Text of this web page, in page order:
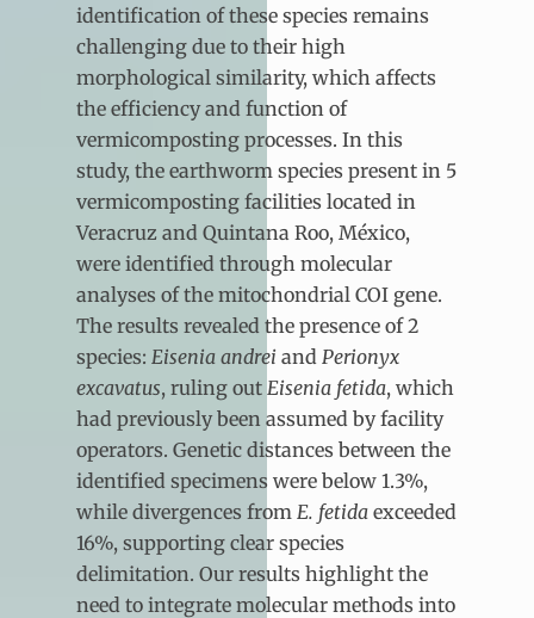
identification of these species remains
challenging due to their high
morphological similarity, which affects
the efficiency and function of
vermicomposting processes. In this
study, the earthworm species present in 5
vermicomposting facilities located in
Veracruz and Quintana Roo, México,
were identified through molecular
analyses of the mitochondrial COI gene.
The results revealed the presence of 2
species: Eisenia andrei and Perionyx
excavatus, ruling out Eisenia fetida, which
had previously been assumed by facility
operators. Genetic distances between the
identified specimens were below 1.3%,
while divergences from E. fetida exceeded
16%, supporting clear species
delimitation. Our results highlight the
need to integrate molecular methods into